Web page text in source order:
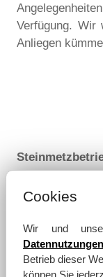
Verfügung. Wir
Anliegen
Große
39110 Magdeburg
Telefon:
Telefax:
E-Mail:
Cookies
Wir und
Datennutzungen
Betrieb dieser